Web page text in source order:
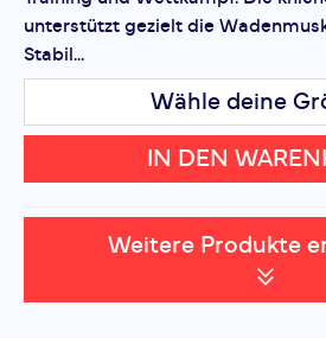
unterstützt gezielt die
Stabil...
Wähle deine
IN DEN
Weitere Produkte